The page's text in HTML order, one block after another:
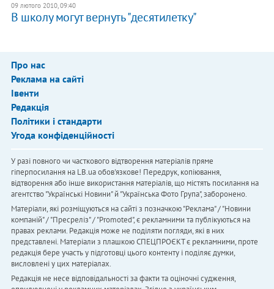
09 лютого 2010, 09:40
В школу могут вернуть "десятилетку"
Про нас
Реклама на сайті
Івенти
Редакція
Політики і стандарти
Угода конфіденційності
У разі повного чи часткового відтворення матеріалів пряме
гіперпосилання на LB.ua обов'язкове! Передрук, копіювання,
відтворення або інше використання матеріалів, що містять посилання на
агентство "Українськi Новини" й "Українська Фото Група", заборонено.
Матеріали, які розміщуються на сайті з позначкою "Реклама" / "Новини
компаній" / "Пресреліз" / "Promoted", є рекламними та публікуються на
правах реклами. Редакція може не поділяти погляди, які в них
представлені. Матеріали з плашкою СПЕЦПРОЄКТ є рекламними, проте
редакція бере участь у підготовці цього контенту і поділяє думки,
висловлені у цих матеріалах.
Редакція не несе відповідальності за факти та оціночні судження,